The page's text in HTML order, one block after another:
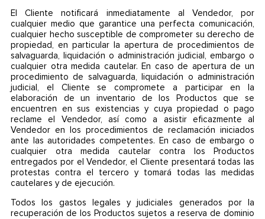
El Cliente notificará inmediatamente al Vendedor, por
cualquier medio que garantice una perfecta comunicación,
cualquier hecho susceptible de comprometer su derecho de
propiedad, en particular la apertura de procedimientos de
salvaguarda, liquidación o administración judicial, embargo o
cualquier otra medida cautelar. En caso de apertura de un
procedimiento de salvaguarda, liquidación o administración
judicial, el Cliente se compromete a participar en la
elaboración de un inventario de los Productos que se
encuentren en sus existencias y cuya propiedad o pago
reclame el Vendedor, así como a asistir eficazmente al
Vendedor en los procedimientos de reclamación iniciados
ante las autoridades competentes. En caso de embargo o
cualquier otra medida cautelar contra los Productos
entregados por el Vendedor, el Cliente presentará todas las
protestas contra el tercero y tomará todas las medidas
cautelares y de ejecución.
Todos los gastos legales y judiciales generados por la
recuperación de los Productos sujetos a reserva de dominio